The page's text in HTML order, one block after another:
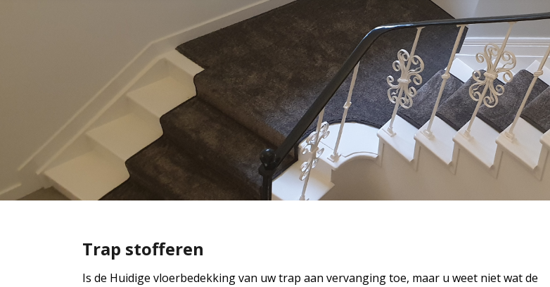
Trap stofferen
Is de Huidige vloerbedekking van uw trap aan vervanging toe, maar u weet niet wat de